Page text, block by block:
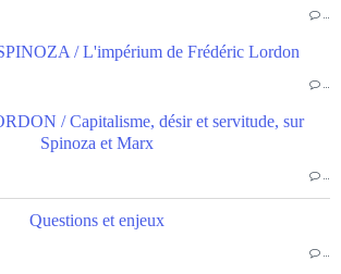
…
/ L'impérium de Frédéric Lordon
…
/ Capitalisme, désir et servitude, sur
Spinoza et Marx
…
Questions et enjeux
…